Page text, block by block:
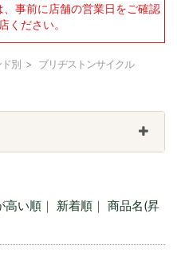
事前に店舗の営業日をご確認
ください。
別
ブリヂストンサイクル
高い順 ｜ 新着順 ｜ 商品名(昇